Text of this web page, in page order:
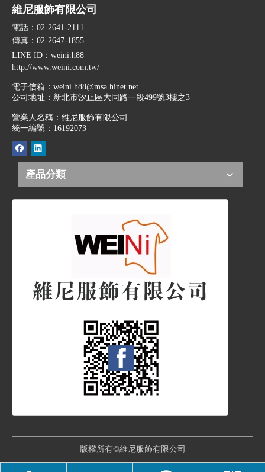
維尼服飾有限公司
電話：02-2641-2111
傳真：02-2647-1855
LINE ID ：weini.h88
http://www.weini.com.tw/
電子信箱： weini.h88@msa.hinet.net
公司地址： 新北市汐止區大同路一段499號3樓之3
營業人名稱：維尼服飾有限公司
統一編號：16192073
產品分類
版權所有©維尼服飾有限公司